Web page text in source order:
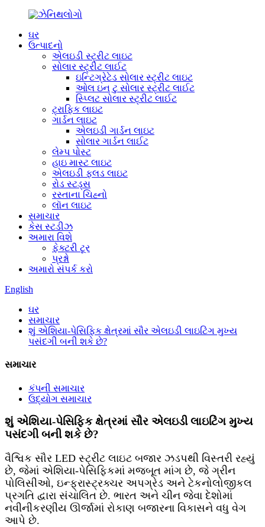
ઘર
ઉત્પાદનો
એલઇડી સ્ટ્રીટ લાઇટ
સોલાર સ્ટ્રીટ લાઈટ
ઇન્ટિગ્રેટેડ સોલાર સ્ટ્રીટ લાઇટ
ઓલ ઇન ટુ સોલાર સ્ટ્રીટ લાઈટ
સ્પ્લિટ સોલાર સ્ટ્રીટ લાઈટ
ટ્રાફિક લાઇટ
ગાર્ડન લાઇટ
એલઇડી ગાર્ડન લાઇટ
સોલાર ગાર્ડન લાઈટ
લેમ્પ પોસ્ટ
હાઇ માસ્ટ લાઇટ
એલઇડી ફ્લડ લાઇટ
રોડ સ્ટડ્સ
રસ્તાના ચિહ્નો
લૉન લાઇટ
સમાચાર
કેસ સ્ટડીઝ
અમારા વિશે
ફેક્ટરી ટૂર
પ્રશ્નો
અમારો સંપર્ક કરો
English
ઘર
સમાચાર
શું એશિયા-પેસિફિક ક્ષેત્રમાં સૌર એલઇડી લાઇટિંગ મુખ્ય
પસંદગી બની શકે છે?
સમાચાર
કંપની સમાચાર
ઉદ્યોગ સમાચાર
શું એશિયા-પેસિફિક ક્ષેત્રમાં સૌર એલઇડી લાઇટિંગ મુખ્ય
પસંદગી બની શકે છે?
વૈશ્વિક સૌર LED સ્ટ્રીટ લાઇટ બજાર ઝડપથી વિસ્તરી રહ્યું
છે, જેમાં એશિયા-પેસિફિકમાં મજબૂત માંગ છે, જે ગ્રીન
પોલિસીઓ, ઇન્ફ્રાસ્ટ્રક્ચર અપગ્રેડ અને ટેકનોલોજીકલ
પ્રગતિ દ્વારા સંચાલિત છે. ભારત અને ચીન જેવા દેશોમાં
નવીનીકરણીય ઊર્જામાં રોકાણ બજારના વિકાસને વધુ વેગ
આપે છે.